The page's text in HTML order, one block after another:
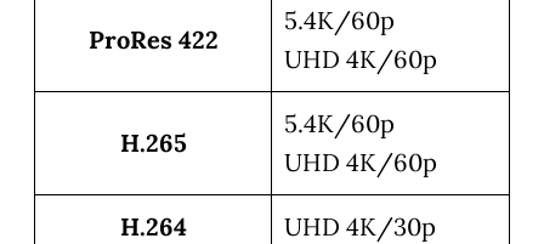
ProRes 422
5.4K/60p
UHD 4K/60p
H.265
5.4K/60p
UHD 4K/60p
H.264 UHD 4K/30p